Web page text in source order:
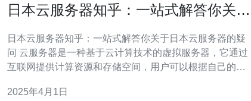
日本云服务器知乎：一站式解答你关于
日本云服务器知乎：一站式解答你关于日本云服务器的疑
问 云服务器是一种基于云计算技术的虚拟服务器，它通过
互联网提供计算资源和存储空间，用户可以根据自己的需
2025年4月1日